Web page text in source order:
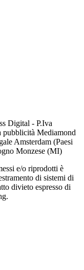
Digital - P.Iva
Mediamond
Amsterdam (Paesi
Monzese (MI)
e/o riprodotti è
di sistemi di
divieto espresso di